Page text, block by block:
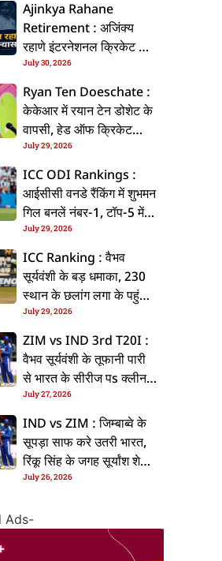
Ajinkya Rahane
Retirement : अजिंक्य
रहाणे इंटरनेशनल क्रिकेट से
ललें संन्यास, सोशल मीडिया
पs पोस्ट कs के कइलें एलान
July 30, 2026
Ryan Ten Doeschate :
केकेआर में रयान टेन डोशेट के
वापसी, हेड ऑफ क्रिकेट
स्ट्रेटजी के जिम्मेदारी संभरिहें
July 29, 2026
ICC ODI Rankings :
आईसीसी वनडे रैंकिंग में शुभमन
गिल बनलें नंबर-1, टॉप-5 में
भारत के तीन बल्लेबाज
July 29, 2026
ICC Ranking : वैभव
सूर्यवंशी के बड़ धमाका, 230
स्थान के छलांग लगा के पहुंचलें
48वां नंबर पs
July 29, 2026
ZIM vs IND 3rd T20I :
वैभव सूर्यवंशी के तूफानी पारी
से भारत के सीरीज पs क्लीन
स्वीप, जिम्बाब्वे 35 रन से
हारल
July 27, 2026
IND vs ZIM : जिम्बाब्वे के
सूपड़ा साफ करे उतरी भारत,
रिंकू सिंह के जगह सूर्यांश शेडगे
के मिल सकेला मवका
July 26, 2026
Ads-